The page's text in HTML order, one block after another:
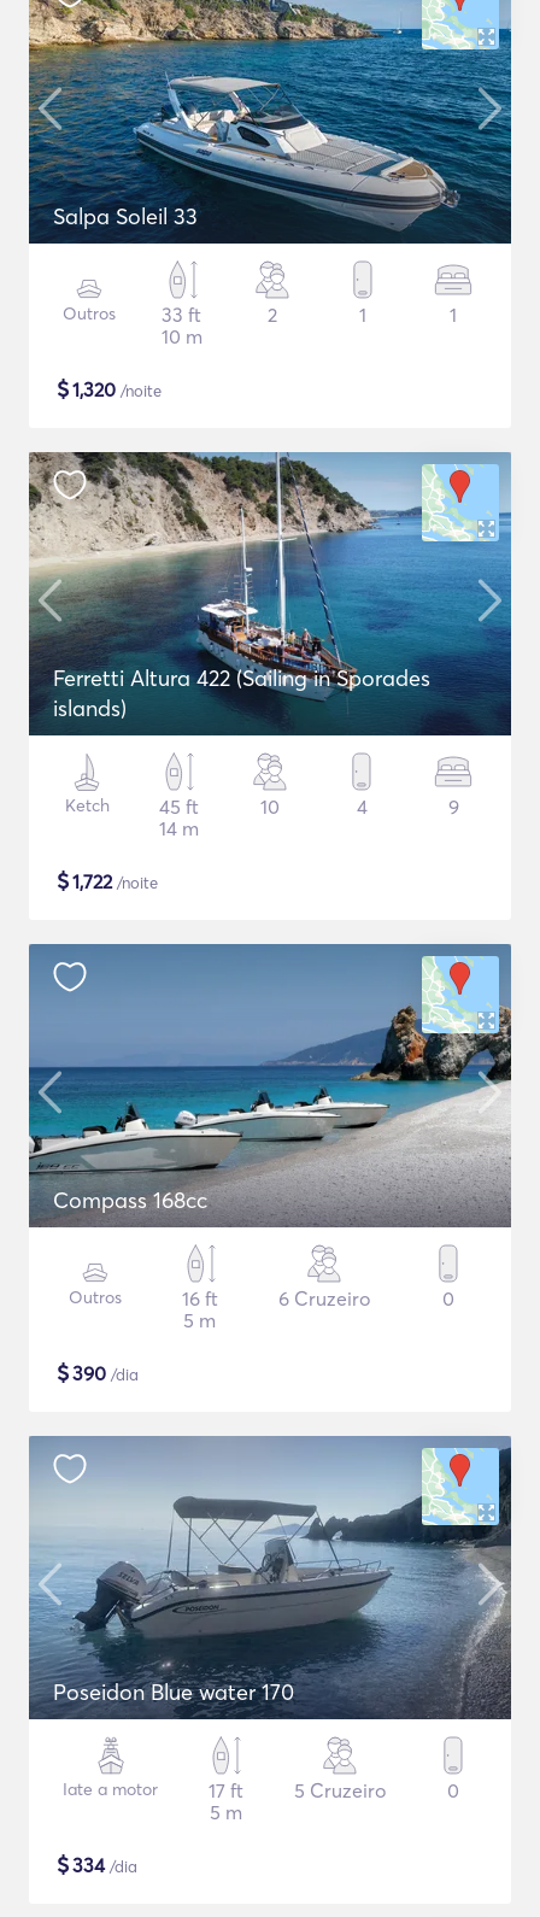
Salpa Soleil 33
Outros
33 ft
10 m
2 1 1
$1,320 /noite
Ferretti Altura 422 (Sailing in Sporades
islands)
Ketch
45 ft
14 m
10 4 9
$1,722/noite
Compass 168cc
Outros
16 ft
5 m
6 Cruzeiro 0
$390 /dia
Poseidon Blue water 170
Iate a motor
17 ft
5 m
5 Cruzeiro 0
$334/dia